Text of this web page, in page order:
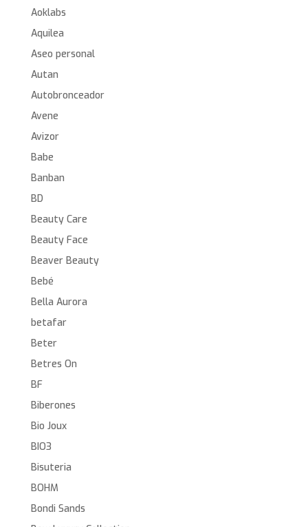
Aoklabs
Aquilea
Aseo personal
Autan
Autobronceador
Avene
Avizor
Babe
Banban
BD
Beauty Care
Beauty Face
Beaver Beauty
Bebé
Bella Aurora
betafar
Beter
Betres On
BF
Biberones
Bio Joux
BIO3
Bisuteria
BOHM
Bondi Sands